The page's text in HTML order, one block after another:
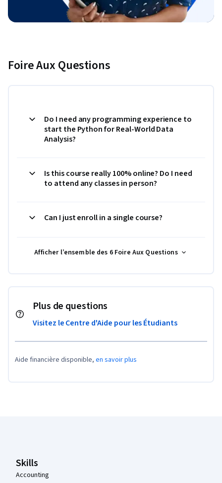
Foire Aux Questions
Do I need any programming experience to
start the Python for Real-World Data
Analysis?
Is this course really 100% online? Do I need
to attend any classes in person?
Can I just enroll in a single course?
Afficher l’ensemble des 6 Foire Aux Questions
Plus de questions
Visitez le Centre d'Aide pour les Étudiants
Aide financière disponible, en savoir plus
Skills
Accounting